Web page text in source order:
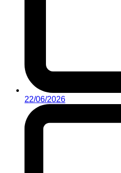
22/06/2026